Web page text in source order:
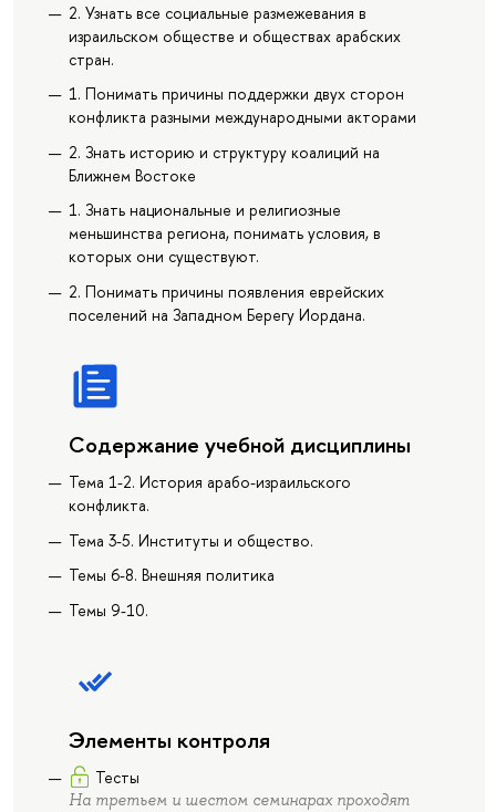
2. Узнать все социальные размежевания в
израильском обществе и обществах арабских
стран.
1. Понимать причины поддержки двух сторон
конфликта разными международными акторами
2. Знать историю и структуру коалиций на
Ближнем Востоке
1. Знать национальные и религиозные
меньшинства региона, понимать условия, в
которых они существуют.
2. Понимать причины появления еврейских
поселений на Западном Берегу Иордана.
Содержание учебной дисциплины
Тема 1-2. История арабо-израильского
конфликта.
Тема 3-5. Институты и общество.
Темы 6-8. Внешняя политика
Темы 9-10.
Элементы контроля
Тесты
На третьем и шестом семинарах проходят